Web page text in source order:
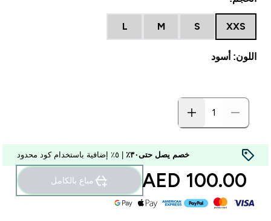
XXS
S
M
L
اللون: أسود
خصم يصل حتى٣٠٪
100.00 AED‎ مباع بالكامل